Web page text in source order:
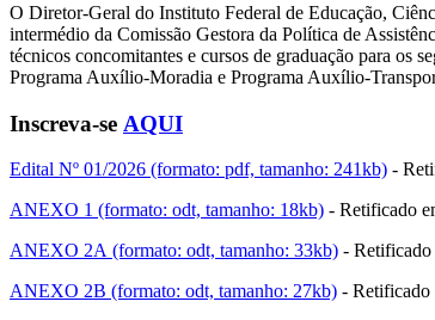
O Diretor-Geral do Instituto Federal de Educação,
intermédio da Comissão Gestora da Política de
técnicos concomitantes e cursos de graduação para
Programa Auxílio-Moradia e Programa Auxílio-
Inscreva-se AQUI
Edital Nº 01/2026 (formato: pdf, tamanho: 241kb) -
ANEXO 1 (formato: odt, tamanho: 18kb) - Retificado
ANEXO 2A (formato: odt, tamanho: 33kb) -
ANEXO 2B (formato: odt, tamanho: 27kb) - Retificado